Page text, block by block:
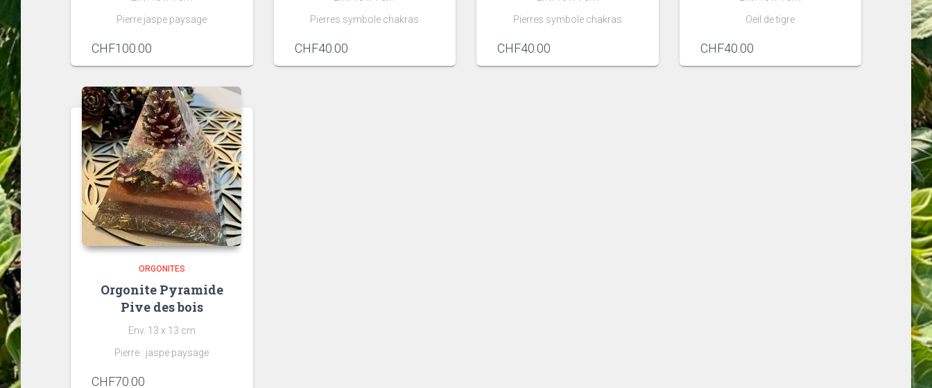
Pierre jaspe paysage
CHF100.00
Pierres symbole chakras
CHF40.00
Pierres symbole chakras
CHF40.00
Oeil de tigre
CHF40.00
ORGONITES
Orgonite Pyramide
Pive des bois
Env. 13 x 13 cm
Pierre : jaspe paysage
CHF70.00